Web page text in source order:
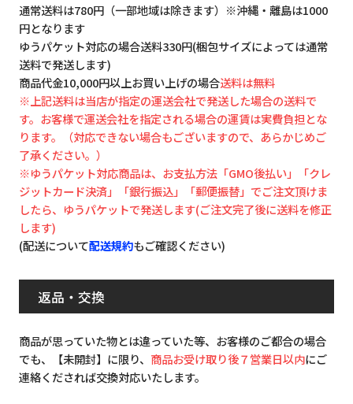
通常送料は780円（一部地域は除きます）※沖縄・離島は1000
円となります
ゆうパケット対応の場合送料330円(梱包サイズによっては通常
送料で発送します)
商品代金10,000円以上お買い上げの場合送料は無料
※上記送料は当店が指定の運送会社で発送した場合の送料で
す。お客様で運送会社を指定される場合の運賃は実費負担とな
ります。（対応できない場合もございますので、あらかじめご
了承ください。）
※ゆうパケット対応商品は、お支払方法「GMO後払い」「クレ
ジットカード決済」「銀行振込」「郵便振替」でご注文頂けま
したら、ゆうパケットで発送します(ご注文完了後に送料を修正
します)
(配送について配送規約もご確認ください)
返品・交換
商品が思っていた物とは違っていた等、お客様のご都合の場合
でも、【未開封】に限り、 商品お受け取り後７営業日以内にご
連絡くだされば交換対応いたします。